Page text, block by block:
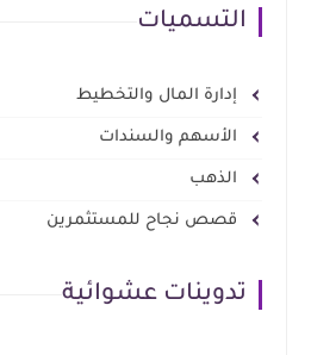
التسميات
إدارة المال والتخطيط
الأسهم والسندات
الذهب
قصص نجاح للمستثمرين
تدوينات عشوائية